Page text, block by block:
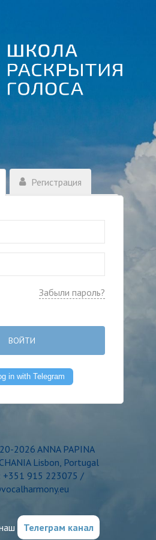
Регистрация
Забыли пароль?
ВОЙТИ
2026 ANNA PAPINA
Lisbon, Portugal
+351 915 223075 /
Телеграм канал